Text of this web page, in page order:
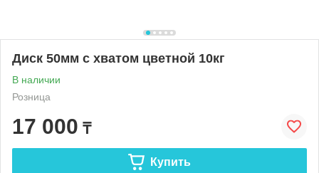
Диск 50мм с хватом цветной 10кг
В наличии
Розница
17 000 ₸
Купить